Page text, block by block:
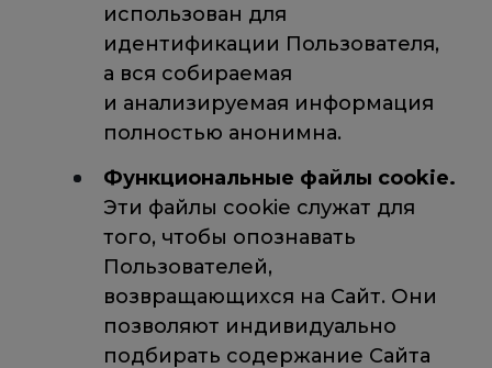
использован для
идентификации Пользователя,
а вся собираемая
и анализируемая информация
полностью анонимна.
Функциональные файлы cookie.
Эти файлы cookie служат для
того, чтобы опознавать
Пользователей,
возвращающихся на Сайт. Они
позволяют индивидуально
подбирать содержание Сайта